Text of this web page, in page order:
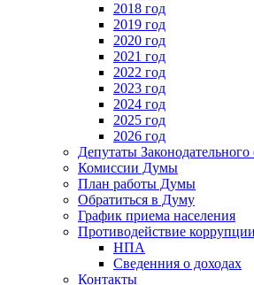
2018 год
2019 год
2020 год
2021 год
2022 год
2023 год
2024 год
2025 год
2026 год
Депутаты Законодательного
Комиссии Думы
План работы Думы
Обратиться в Думу
График приема населения
Противодействие коррупции
НПА
Сведенния о доходах
Контакты